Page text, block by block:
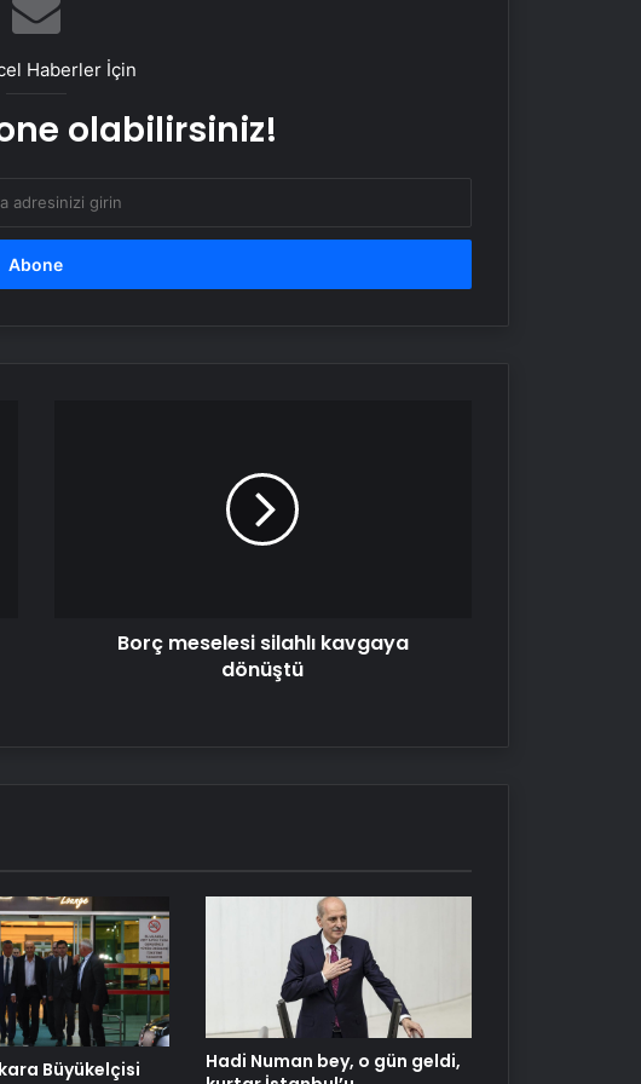
DEM Parti’de fesih açıklaması
Hemşireler Günü mesajı
UETDS Nedir ? Uetds.com İle Akıllı
SOLOTÜRK Malatya semalarında
gösteri uçuşu gerçekleştirdi
Havada panik dolu anlar! Pilot acil
durum deklare etti
Haberler İçin
olabilirsiniz!
Borç meselesi silahlı kavgaya
dönüştü
Büyükelçisi
Hadi Numan bey, o gün geldi,